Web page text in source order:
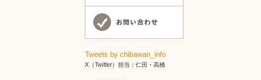
Tweets by chibawan_info
X（Twitter）担当：仁田・高橋